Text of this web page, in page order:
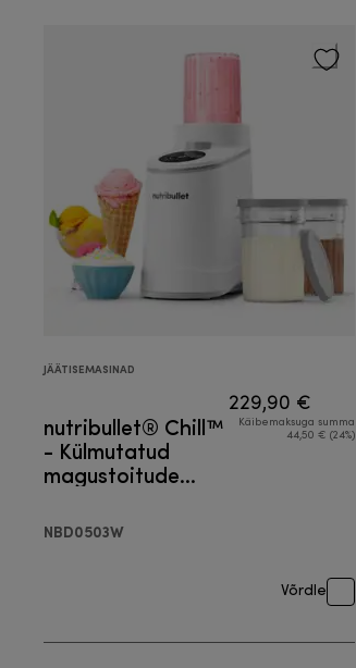
JÄÄTISEMASINAD
nutribullet® Chill™
- Külmutatud
magustoitude
NBD0503W
229,90 €
Käibemaksuga summa
44,50 € (24%)
Võrdle